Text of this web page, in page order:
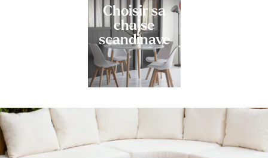
Choisir sa
chaise
scandinave